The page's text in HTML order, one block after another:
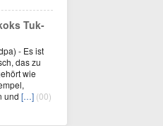
Tuk-
- Es ist
das zu
wie
und […] (00)